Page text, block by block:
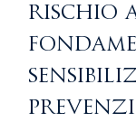
rischio